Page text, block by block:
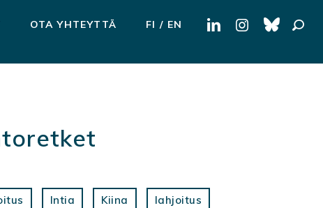
OTA YHTEYTTÄ FI EN Haku:
Intia Kiina lahjoitus